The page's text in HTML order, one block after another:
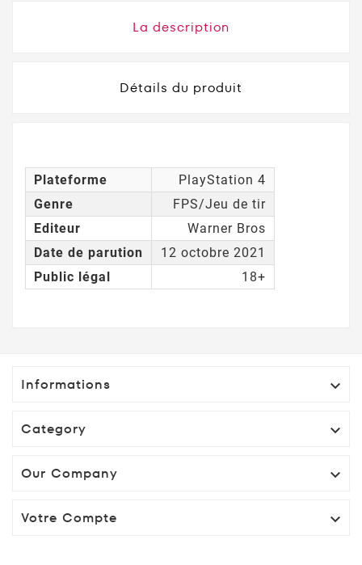
La description
Détails du produit
Plateforme
PlayStation 4
Genre
FPS/Jeu de tir
Editeur
Warner Bros
Date de parution
12 octobre 2021
Public légal
18+
Informations 
Category 
Our Company 
Votre Compte 